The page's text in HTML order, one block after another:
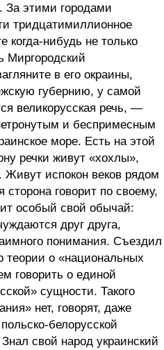
За этими городами
тридцатимиллионное
когда-нибудь не только
Миргородский
в его окраины,
губернию, у самой
великорусская речь, —
и беспримесным
море. Есть на этой
речки живут «хохлы»,
испокон веков рядом
говорит по своему,
особый свой обычай:
друг друга,
понимания. Съездил
теории о «национальных
говорить о единой
сущности. Такого
нет, говорят, даже
белорусской
свой народ украинский